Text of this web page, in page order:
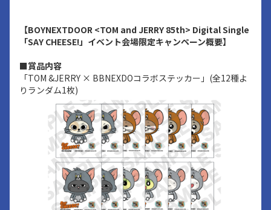
【BOYNEXTDOOR <TOM and JERRY 85th> Digital Single
「SAY CHEESE!」イベント会場限定キャンペーン概要】
■賞品内容
「TOM &JERRY × BBNEXDOコラボステッカー」(全12種よ
りランダム1枚)